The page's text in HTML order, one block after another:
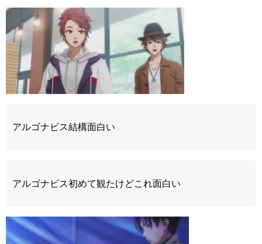
アルゴナビス結構面白い
アルゴナビス初めて観たけどこれ面白い